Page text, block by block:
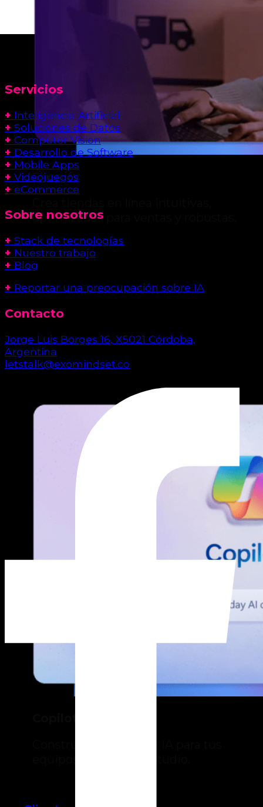
Shopify
optimizadas para ventas y robustas.
Servicios
+ Inteligencia Artificial
+ Soluciones de Datos
+ Computer Vision
+ Desarrollo de Software
+ Mobile Apps
+ Videojuegos
+ eCommerce
Sobre nosotros
+ Stack de tecnologías
+ Nuestro trabajo
+ Blog
+ Reportar una preocupación sobre IA
Contacto
Jorge Luis Borges 16, X5021 Córdoba,
Argentina
letstalk@exomindset.co